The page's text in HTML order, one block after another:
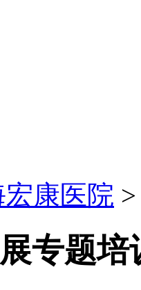
宏康医院
专题